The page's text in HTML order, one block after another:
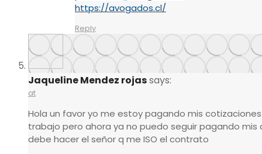
https://avogados.cl/
Reply
Jaqueline Mendez rojassays:
at
Hola un favor yo me estoy pagando mis
trabajo pero ahora ya no puedo seguir pagando
debe hacer el señor q me ISO el contrato